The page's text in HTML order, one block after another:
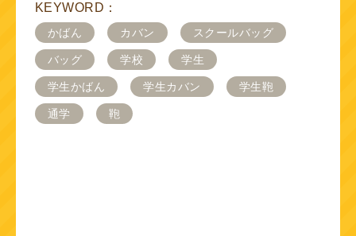
KEYWORD：
かばん カバン スクールバッグ
バッグ 学校 学生
学生かばん 学生カバン 学生鞄
通学 鞄